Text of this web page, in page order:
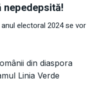
nepedepsită!
electoral 2024 se vor